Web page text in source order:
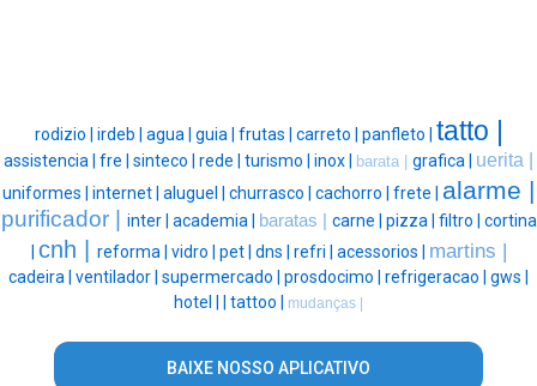
rodizio | irdeb | agua | guia | frutas | carreto | panfleto | tatto |
assistencia | fre | sinteco | rede | turismo | inox | barata | grafica | uerita |
uniformes | internet | aluguel | churrasco | cachorro | frete | alarme |
purificador | inter | academia | baratas | carne | pizza | filtro | cortina
cnh | reforma | vidro | pet | dns | refri | acessorios | martins |
cadeira | ventilador | supermercado | prosdocimo | refrigeracao | gws |
hotel |
tattoo | mudanças |
BAIXE NOSSO APLICATIVO